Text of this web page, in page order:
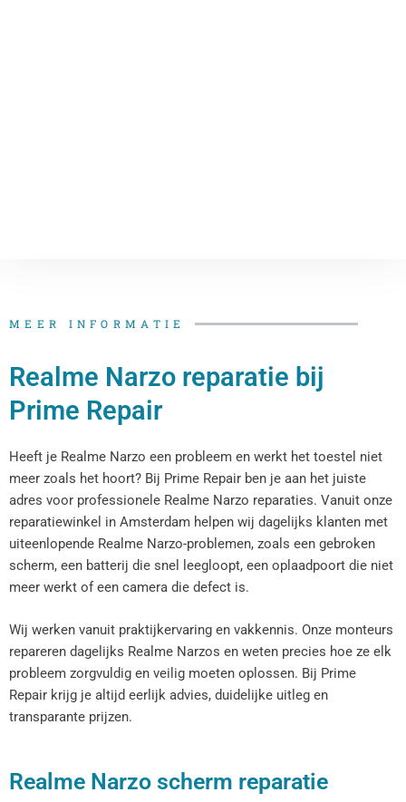
MEER INFORMATIE
Realme Narzo reparatie bij
Prime Repair
Heeft je Realme Narzo een probleem en werkt het toestel niet
meer zoals het hoort? Bij Prime Repair ben je aan het juiste
adres voor professionele Realme Narzo reparaties. Vanuit onze
reparatiewinkel in Amsterdam helpen wij dagelijks klanten met
uiteenlopende Realme Narzo-problemen, zoals een gebroken
scherm, een batterij die snel leegloopt, een oplaadpoort die niet
meer werkt of een camera die defect is.
Wij werken vanuit praktijkervaring en vakkennis. Onze monteurs
repareren dagelijks Realme Narzos en weten precies hoe ze elk
probleem zorgvuldig en veilig moeten oplossen. Bij Prime
Repair krijg je altijd eerlijk advies, duidelijke uitleg en
transparante prijzen.
Realme Narzo scherm reparatie